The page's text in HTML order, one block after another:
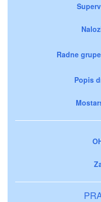
Radne
Popis